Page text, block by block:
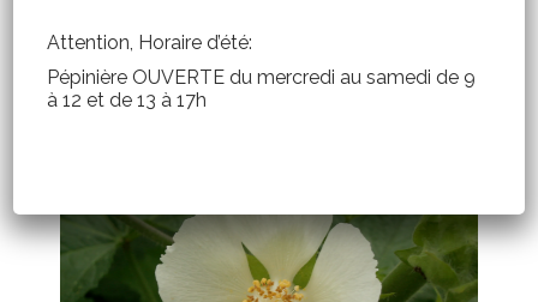
convient pour les bouquets
Attention, Horaire d’été:
Pépinière OUVERTE du mercredi au samedi de 9
à 12 et de 13 à 17h